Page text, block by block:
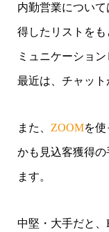
内勤営業につい
得したリストを
ミュニケーション
最近は、チャット
また、 ZOOMを使
かも見込客獲得
ます。
中堅・大手だと、